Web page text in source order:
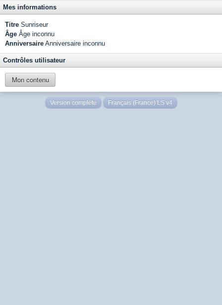
Mes informations
Titre Sunriseur
Âge Âge inconnu
Anniversaire Anniversaire inconnu
Contrôles utilisateur
Mon contenu
Version complète Français (France) LS v4